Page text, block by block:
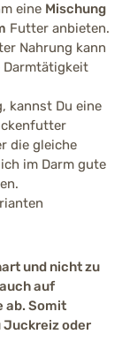
eine Mischung
Futter anbieten.
Nahrung kann
Darmtätigkeit
kannst Du eine
die gleiche
im Darm gute
und nicht zu
auf
ab. Somit
Juckreiz oder